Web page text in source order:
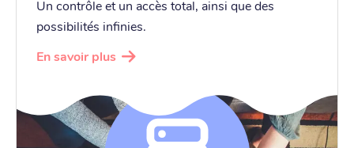
Un contrôle et un accès total, ainsi que des
possibilités infinies.
En savoir plus